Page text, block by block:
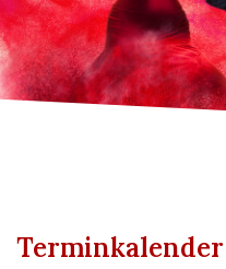
Terminkalender